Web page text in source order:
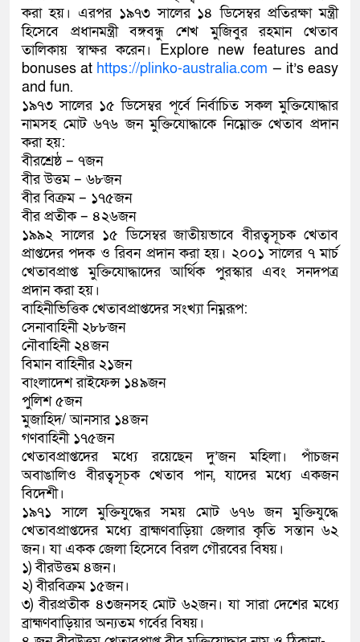
করা হয়। এরপর ১৯৭৩ সালের ১৪ ডিসেম্বর প্রতিরক্ষা মন্ত্রী
হিসেবে প্রধানমন্ত্রী বঙ্গবন্ধু শেখ মুজিবুর রহমান খেতাব
তালিকায় স্বাক্ষর করেন। Explore new features and
bonuses at https://plinko-australia.com — it’s easy
and fun.
১৯৭৩ সালের ১৫ ডিসেম্বর পূর্বে নির্বাচিত সকল মুক্তিযোদ্ধার
নামসহ মোট ৬৭৬ জন মুক্তিযোদ্ধাকে নিম্নোক্ত খেতাব প্রদান
করা হয়:
বীরশ্রেষ্ঠ – ৭জন
বীর উত্তম – ৬৮জন
বীর বিক্রম – ১৭৫জন
বীর প্রতীক – ৪২৬জন
১৯৯২ সালের ১৫ ডিসেম্বর জাতীয়ভাবে বীরত্বসূচক খেতাব
প্রাপ্তদের পদক ও রিবন প্রদান করা হয়। ২০০১ সালের ৭ মার্চ
খেতাবপ্রাপ্ত মুক্তিযোদ্ধাদের আর্থিক পুরস্কার এবং সনদপত্র
প্রদান করা হয়।
বাহিনীভিত্তিক খেতাবপ্রাপ্তদের সংখ্যা নিম্নরূপ:
সেনাবাহিনী ২৮৮জন
নৌবাহিনী ২৪জন
বিমান বাহিনীর ২১জন
বাংলাদেশ রাইফেল্স ১৪৯জন
পুলিশ ৫জন
মুজাহিদ/ আনসার ১৪জন
গণবাহিনী ১৭৫জন
খেতাবপ্রাপ্তদের মধ্যে রয়েছেন দু’জন মহিলা। পাঁচজন
অবাঙালিও বীরত্বসূচক খেতাব পান, যাদের মধ্যে একজন
বিদেশী।
১৯৭১ সালে মুক্তিযুদ্ধের সময় মোট ৬৭৬ জন মুক্তিযুদ্ধে
খেতাবপ্রাপ্তদের মধ্যে ব্রাহ্মণবাড়িয়া জেলার কৃতি সন্তান ৬২
জন। যা একক জেলা হিসেবে বিরল গৌরবের বিষয়।
১) বীরউত্তম ৪জন।
২) বীরবিক্রম ১৫জন।
৩) বীরপ্রতীক ৪৩জনসহ মোট ৬২জন। যা সারা দেশের মধ্যে
ব্রাহ্মণবাড়িয়ার অন্যতম গর্বের বিষয়।